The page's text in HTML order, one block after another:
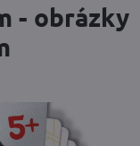
- obrázky